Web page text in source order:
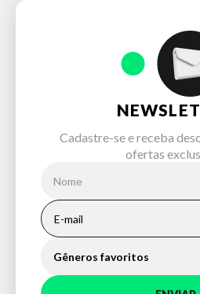
Cadastre-se e receba
ofertas
Gêneros favoritos